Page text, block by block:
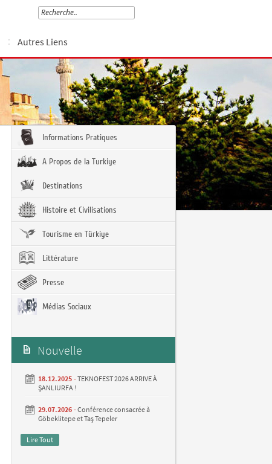
Autres Liens
Informations Pratiques
A Propos de la Turkiye
Destinations
Histoire et Civilisations
Tourisme en Türkiye
Littérature
Presse
Médias Sociaux
Nouvelle
18.12.2025 -TEKNOFEST 2026 ARRIVE À
ŞANLIURFA !
29.07.2026 -Conférence consacrée à
Göbeklitepe et Taş Tepeler
Lire Tout